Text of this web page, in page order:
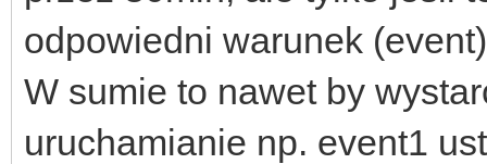
odpowiedni warunek
W sumie to nawet by
uruchamianie np. event1